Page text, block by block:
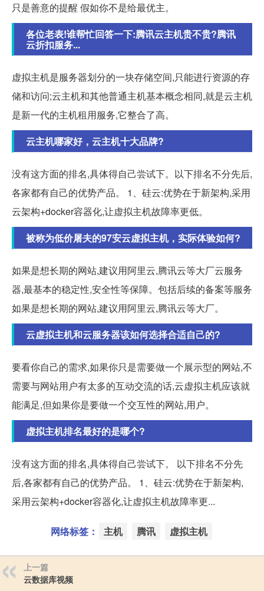
只是善意的提醒 假如你不是给最优主。
各位老表!谁帮忙回答一下:腾讯云主机贵不贵?腾讯
云折扣服务...
虚拟主机是服务器划分的一块存储空间,只能进行资源的存
储和访问;云主机和其他普通主机基本概念相同,就是云主机
是新一代的主机租用服务,它整合了高。
云主机哪家好，云主机十大品牌?
没有这方面的排名,具体得自己尝试下。以下排名不分先后,
各家都有自己的优势产品。 1、硅云:优势在于新架构,采用
云架构+docker容器化,让虚拟主机故障率更低。
被称为低价屠夫的97安云虚拟主机，实际体验如何?
如果是想长期的网站,建议用阿里云,腾讯云等大厂云服务
器,最基本的稳定性,安全性等保障。包括后续的备案等服务
如果是想长期的网站,建议用阿里云,腾讯云等大厂。
云虚拟主机和云服务器该如何选择合适自己的?
要看你自己的需求,如果你只是需要做一个展示型的网站,不
需要与网站用户有太多的互动交流的话,云虚拟主机应该就
能满足,但如果你是要做一个交互性的网站,用户。
虚拟主机排名最好的是哪个?
没有这方面的排名,具体得自己尝试下。 以下排名不分先
后,各家都有自己的优势产品。 1、硅云:优势在于新架构,
采用云架构+docker容器化,让虚拟主机故障率更...
网络标签： 主机 腾讯 虚拟主机
上一篇
云数据库视频